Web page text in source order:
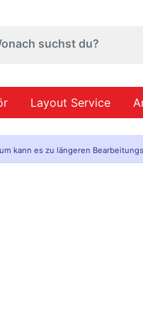
Layout Service
kann es zu längeren